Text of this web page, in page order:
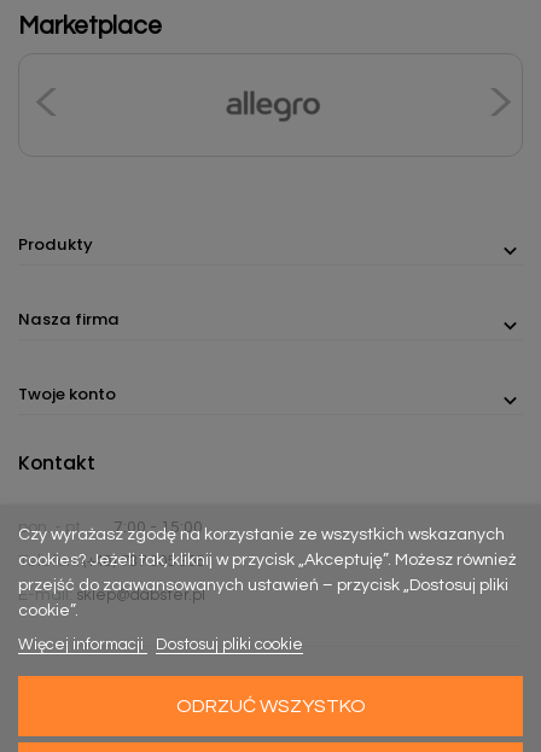
Marketplace
Produkty
Nasza firma
Twoje konto
Czy wyrażasz zgodę na korzystanie ze wszystkich wskazanych
cookies? Jeżeli tak, kliknij w przycisk „Akceptuję”. Możesz również
przejść do zaawansowanych ustawień – przycisk „Dostosuj pliki
cookie”.
Więcej informacji
Dostosuj pliki cookie
ODRZUĆ WSZYSTKO
Kontakt
pon. - pt.
7:00 - 15:00
Telefon:(+48) 737 305 306
E-mail: sklep@dabster.pl